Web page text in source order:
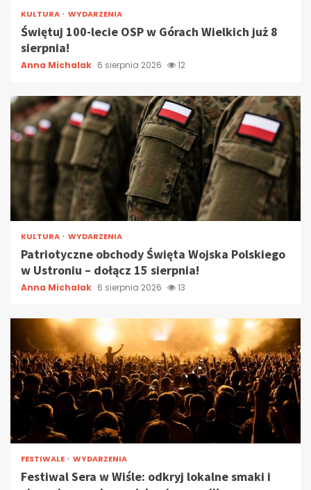
KULTURA WYDARZENIA
Świętuj 100-lecie OSP w Górach Wielkich już 8
sierpnia!
Anna Michalak 6 sierpnia 2026 12
KULTURA WYDARZENIA
Patriotyczne obchody Święta Wojska Polskiego
w Ustroniu – dołącz 15 sierpnia!
Anna Michalak 6 sierpnia 2026 13
FESTIWALE WYDARZENIA
Festiwal Sera w Wiśle: odkryj lokalne smaki i